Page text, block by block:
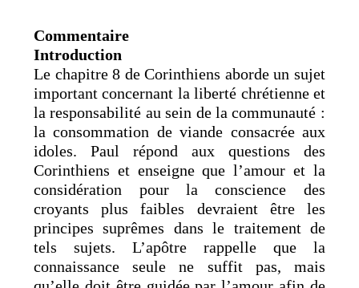
Commentaire
Introduction
Le chapitre 8 de Corinthiens aborde un sujet
important concernant la liberté chrétienne et
la responsabilité au sein de la communauté :
la consommation de viande consacrée aux
idoles. Paul répond aux questions des
Corinthiens et enseigne que l’amour et la
considération pour la conscience des
croyants plus faibles devraient être les
principes suprêmes dans le traitement de
tels sujets. L’apôtre rappelle que la
connaissance seule ne suffit pas, mais